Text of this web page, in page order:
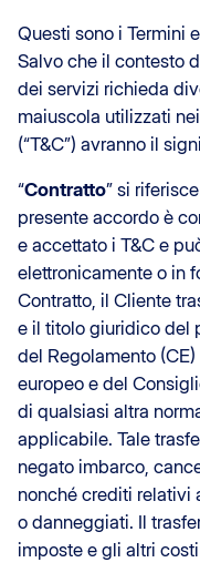
Questi sono i Termini
Salvo che il contesto
dei servizi richieda
maiuscola utilizzati
(“T&C”) avranno il
“Contratto” si
presente accordo è
e accettato i T&C e
elettronicamente o in
Contratto, il Cliente
e il titolo giuridico del
del Regolamento
europeo e del
di qualsiasi altra
applicabile. Tale
negato imbarco,
nonché crediti relativi
o danneggiati. Il
imposte e gli altri